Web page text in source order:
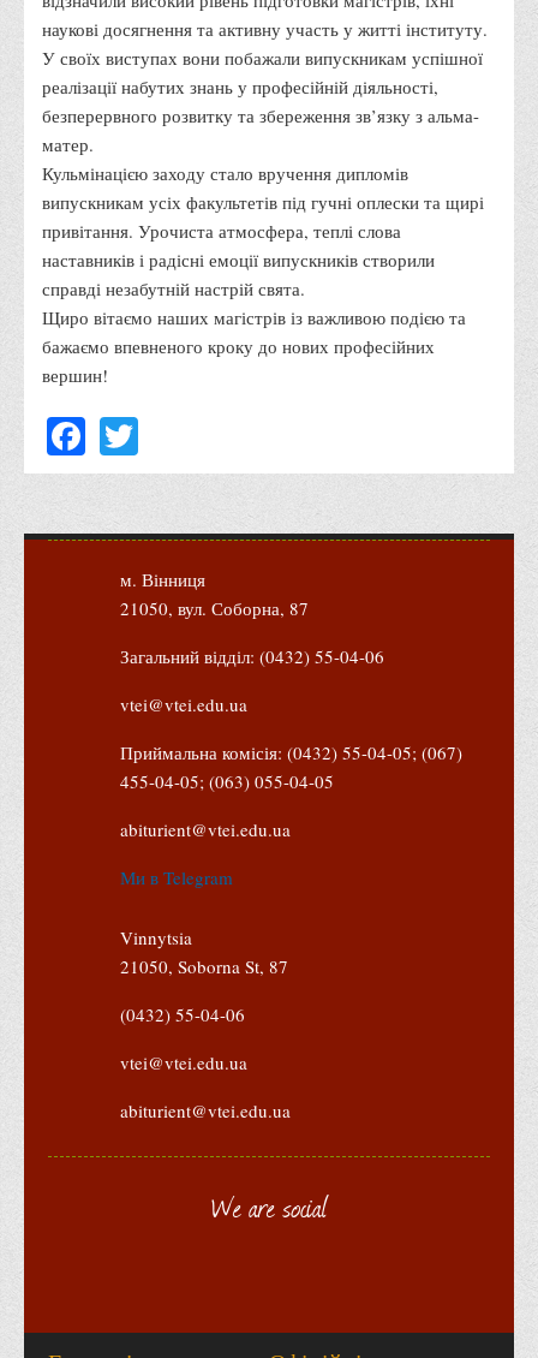
Маркетингу та реклами
Товарознавства, експертизи та торговельного
Туризму та готельно-ресторанної справи
Фізичного виховання та спорту
Інноваційної економіки та цифрових технологій
Психології
Обліку та оподаткування
Фінансів
Іноземної філології та перекладу
Відділи
Реклами та зв'язків з громадськістю
Наукової роботи та міжнародної співпраці
Здобутки студентів
Матеріали наукових конференцій та вебінарів
Міжнародна діяльність
Програми стажування (міжнародна практика)
Навчально-методичний
Редакційно-видавничий
Центри
Розвитку кар’єри
Підтримки технологій та інновацій (TISC)
наукові досягнення та активну участь у житті інституту.
У своїх виступах вони побажали випускникам успішної
реалізації набутих знань у професійній діяльності,
безперервного розвитку та збереження зв’язку з альма-
матер.
Кульмінацією заходу стало вручення дипломів
випускникам усіх факультетів під гучні оплески та щирі
привітання. Урочиста атмосфера, теплі слова
наставників і радісні емоції випускників створили
справді незабутній настрій свята.
Щиро вітаємо наших магістрів із важливою подією та
бажаємо впевненого кроку до нових професійних
вершин!
Facebook
м. Вінниця
21050, вул. Соборна, 87
Загальний відділ: (0432) 55-04-06
vtei@vtei.edu.ua
Приймальна комісія: (0432) 55-04-05; (067)
455-04-05; (063) 055-04-05
abiturient@vtei.edu.ua
Ми в Telegram
Vinnytsia
21050, Soborna St, 87
(0432) 55-04-06
vtei@vtei.edu.ua
abiturient@vtei.edu.ua
We are social